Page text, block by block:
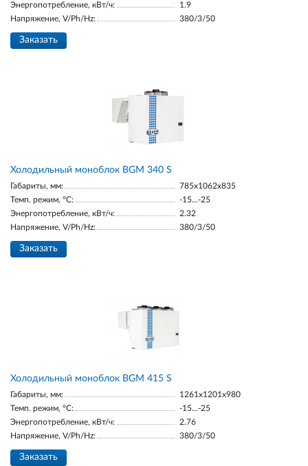
Энергопотребление, кВт/ч:
1.9
Напряжение, V/Ph/Hz:
380/3/50
Заказать
Холодильный моноблок BGM 340 S
Габариты, мм:
785x1062x835
Темп. режим, °С:
-15...-25
Энергопотребление, кВт/ч:
2.32
Напряжение, V/Ph/Hz:
380/3/50
Заказать
Холодильный моноблок BGM 415 S
Габариты, мм:
1261x1201x980
Темп. режим, °С:
-15...-25
Энергопотребление, кВт/ч:
2.76
Напряжение, V/Ph/Hz:
380/3/50
Заказать